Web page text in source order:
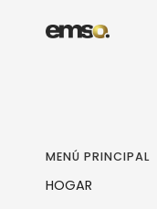
MENÚ PRINCIPAL
HOGAR